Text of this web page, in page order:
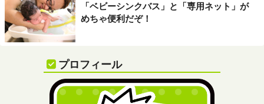
「ベビーシンクバス」と「専用ネット」が
めちゃ便利だぞ！
プロフィール